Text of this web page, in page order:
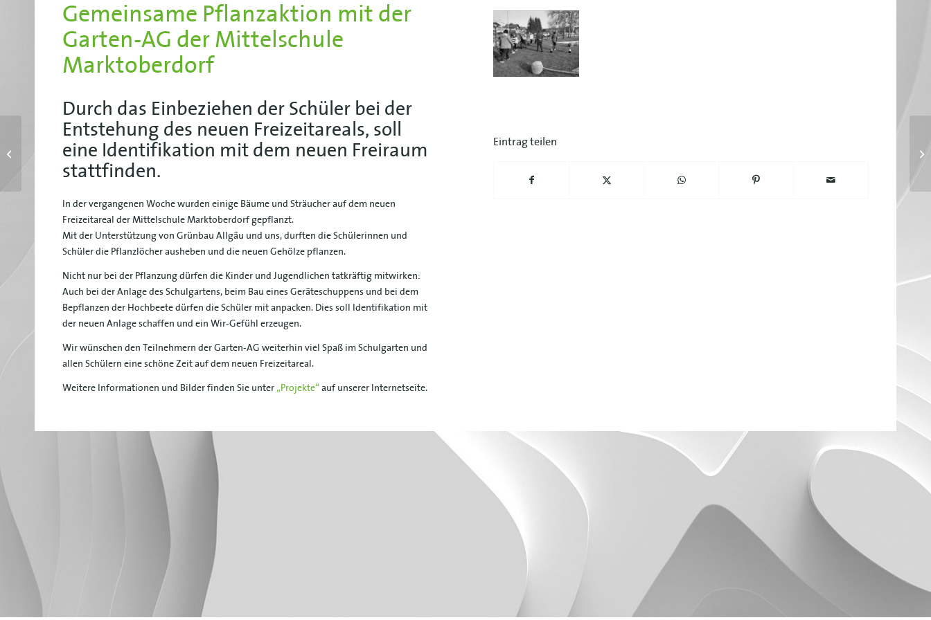
Gemeinsame Pflanzaktion mit der
Garten-AG der Mittelschule
Marktoberdorf
Durch das Einbeziehen der Schüler bei der
Entstehung des neuen Freizeitareals, soll
eine Identifikation mit dem neuen Freiraum
stattfinden.
In der vergangenen Woche wurden einige Bäume und Sträucher auf dem neuen
Freizeitareal der Mittelschule Marktoberdorf gepflanzt.
Mit der Unterstützung von Grünbau Allgäu und uns, durften die Schülerinnen und
Schüler die Pflanzlöcher ausheben und die neuen Gehölze pflanzen.
Nicht nur bei der Pflanzung dürfen die Kinder und Jugendlichen tatkräftig mitwirken:
Auch bei der Anlage des Schulgartens, beim Bau eines Geräteschuppens und bei dem
Bepflanzen der Hochbeete dürfen die Schüler mit anpacken. Dies soll Identifikation mit
der neuen Anlage schaffen und ein Wir-Gefühl erzeugen.
Wir wünschen den Teilnehmern der Garten-AG weiterhin viel Spaß im Schulgarten und
allen Schülern eine schöne Zeit auf dem neuen Freizeitareal.
Weitere Informationen und Bilder finden Sie unter„Projekte“auf unserer Internetseite.
Eintrag teilen
Neueröffnung des
Freizeitareals der
Mittelschule
Marktoberdorf